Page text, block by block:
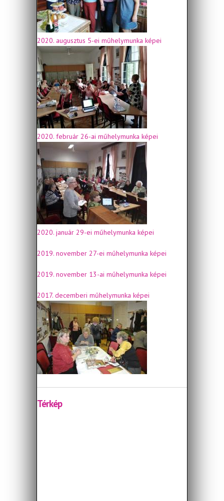
2020. augusztus 5-ei műhelymunka képei
2020. február 26-ai műhelymunka képei
2020. január 29-ei műhelymunka képei
2019. november 27-ei műhelymunka képei
2019. november 13-ai műhelymunka képei
2017. decemberi műhelymunka képei
Térkép